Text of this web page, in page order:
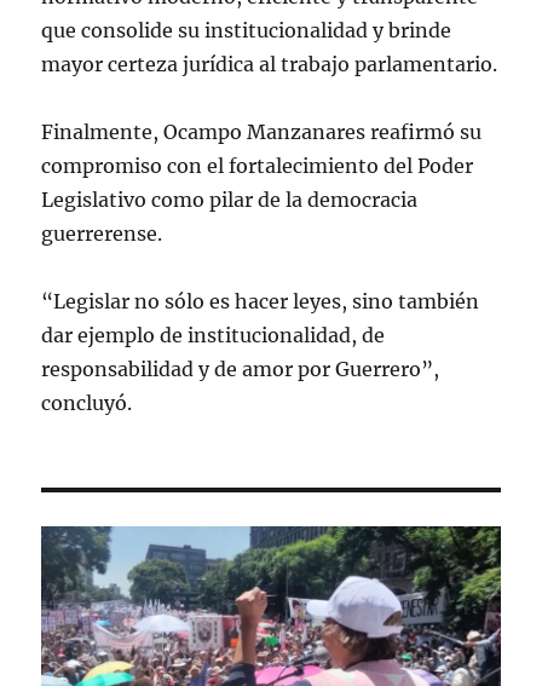
que consolide su institucionalidad y brinde
mayor certeza jurídica al trabajo parlamentario.
Finalmente, Ocampo Manzanares reafirmó su
compromiso con el fortalecimiento del Poder
Legislativo como pilar de la democracia
guerrerense.
“Legislar no sólo es hacer leyes, sino también
dar ejemplo de institucionalidad, de
responsabilidad y de amor por Guerrero”,
concluyó.